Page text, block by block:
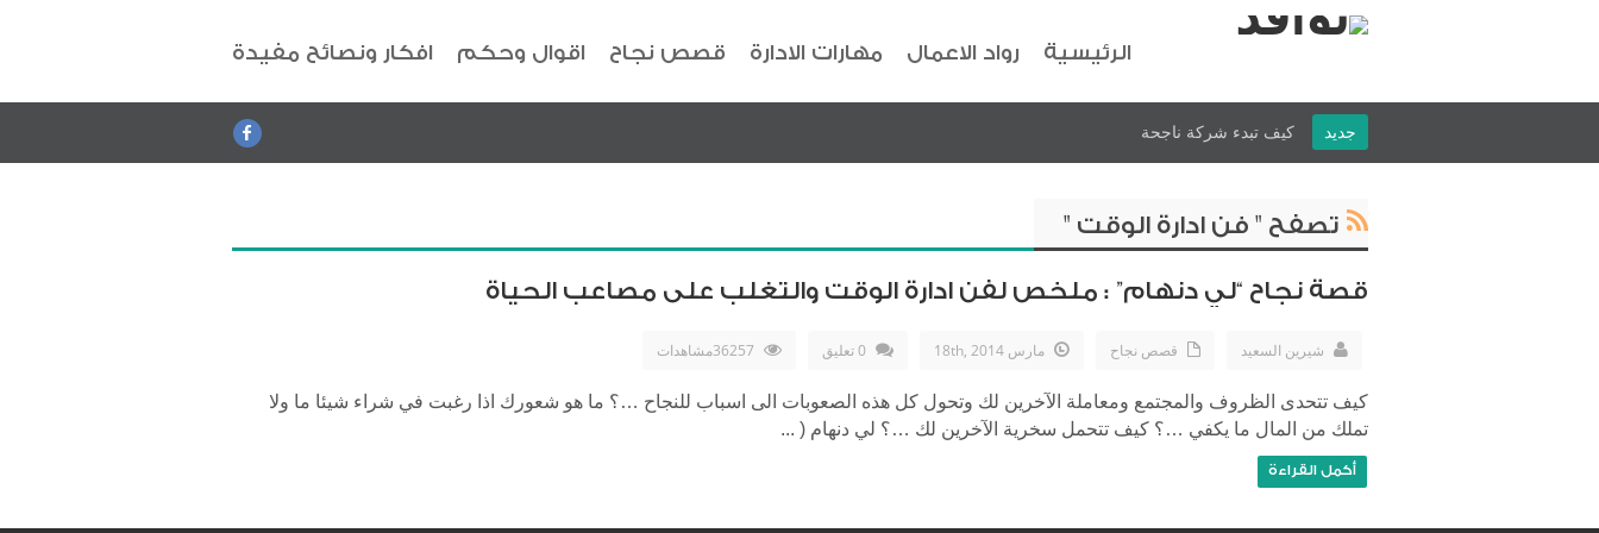
الرئيسية رواد الاعمال مهارات الادارة قصص نجاح اقوال وحكم افكار ونصائح مفيدة
جديد كيف تبدء شركة ناجحة
تصفح " فن ادارة الوقت "
قصة نجاح “لي دنهام” : ملخص لفن ادارة الوقت والتغلب على مصاعب الحياة
شيرين السعيد قصص نجاح مارس 18th, 2014 0 تعليق
كيف تتحدى الظروف والمجتمع ومعاملة الآخرين لك وتحول كل هذه الصعوبات الى اسباب للنجاح …؟ ما هو شعورك اذا رغبت في شراء شيئا ما ولا
تملك من المال ما يكفي …؟ كيف تتحمل سخرية الآخرين لك …؟ لي دنهام ( ...
أكمل القراءة